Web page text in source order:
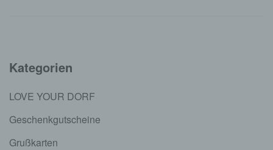
Kategorien
LOVE YOUR DORF
Geschenkgutscheine
Grußkarten